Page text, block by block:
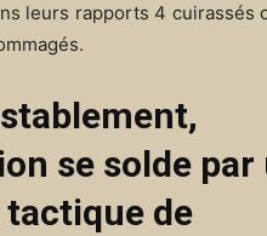
leurs rapports 4 cuirassés
se solde par
de